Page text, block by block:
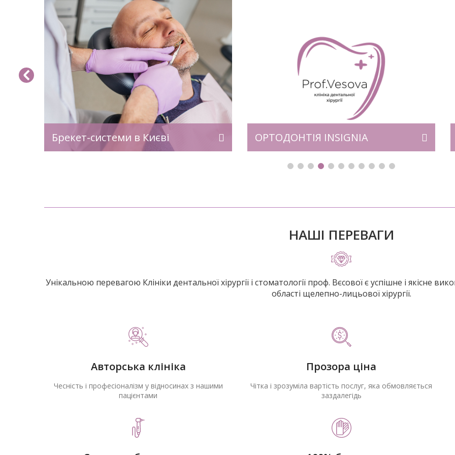
Брекет-системи в Києві ОРТОДОНТІЯ INSIGNIA
Сплануйте свій індивідуальний
результат та час!
корегуючої конструкції для зубів. Для
виготовлення пластинки
використовується пластмаса і
металевий дріт. Виріб фіксується за
допомогою гачків і скоб. Тиск – по
аналогії з брекетами і капами – сприяє
виправленню дефектів – зміщення зубів
і ширини піднебіння. Крім цього
пластинки допомагають нормалізувати
зростання щелепи і […]
НАШІ ПЕРЕВАГИ
Унікальною перевагою Клініки дентальної хірургії і стоматології проф. Вєсової є успішне і якісне
області щелепно-лицьової хірургії.
Авторська клініка
Чесність і професіоналізм у відносинах з нашими
пацієнтами
Прозора ціна
Чітка і зрозуміла вартість послуг, яка обмовляється
заздалегідь